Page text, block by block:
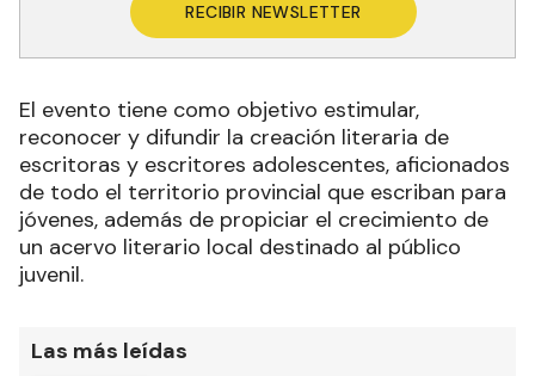
RECIBIR NEWSLETTER
El evento tiene como objetivo estimular,
reconocer y difundir la creación literaria de
escritoras y escritores adolescentes, aficionados
de todo el territorio provincial que escriban para
jóvenes, además de propiciar el crecimiento de
un acervo literario local destinado al público
juvenil.
Las más leídas